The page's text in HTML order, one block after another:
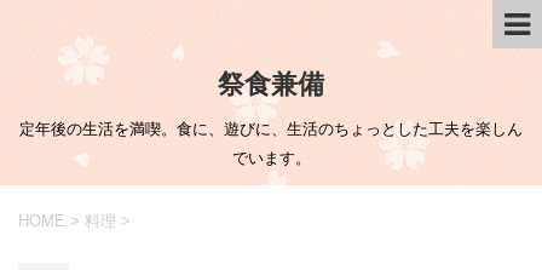
祭食兼備
定年後の生活を満喫。食に、遊びに、生活のちょっとした工夫を楽しん
でいます。
HOME > 料理 >